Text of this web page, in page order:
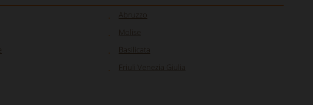
Abruzzo
Molise
Basilicata
Friuli Venezia Giulia